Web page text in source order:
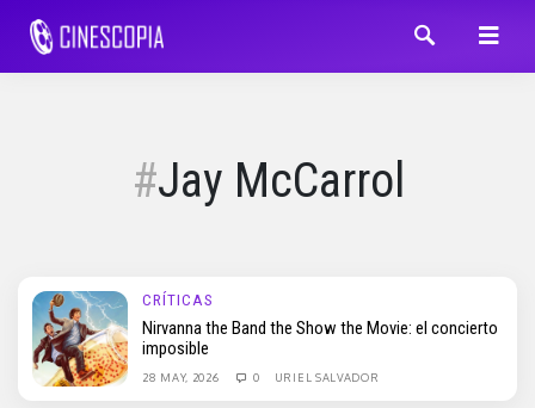
Jay McCarrol
CRÍTICAS
Nirvanna the Band the Show the Movie: el concierto
imposible
28 MAY, 2026 0 URIEL SALVADOR